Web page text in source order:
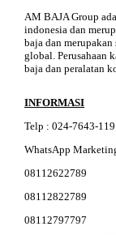
AM BAJA Group
indonesia dan
baja dan
global. Perusahaan
baja dan peralatan
INFORMASI
Telp : 024-7643-11
WhatsApp
08112622789
08112822789
08112797797